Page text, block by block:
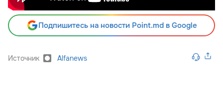
Подпишитесь на новости Point.md в Google
Источник Alfanews